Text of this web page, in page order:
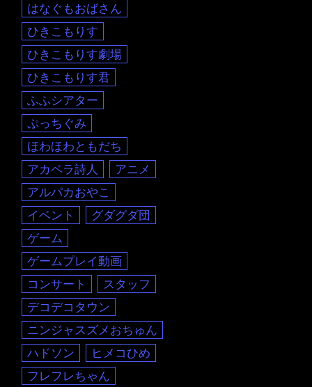
はなぐもおばさん
ひきこもりす
ひきこもりす劇場
ひきこもりす君
ふふシアター
ぷっちぐみ
ほわほわともだち
アカペラ詩人
アニメ
アルパカおやこ
イベント
グダグダ団
ゲーム
ゲームプレイ動画
コンサート
スタッフ
デコデコタウン
ニンジャスズメおちゅん
ハドソン
ヒメコひめ
フレフレちゃん